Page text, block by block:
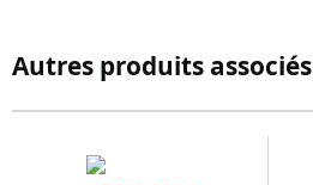
Autres produits associés